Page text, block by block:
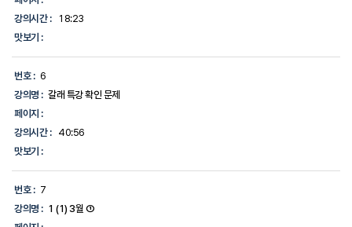
강의시간 :
18:23
맛보기 :
번호 : 6
강의명 : 갈래 특강 확인 문제
페이지 :
강의시간 :
40:56
맛보기 :
번호 : 7
강의명 : 1 (1) 3월 ①